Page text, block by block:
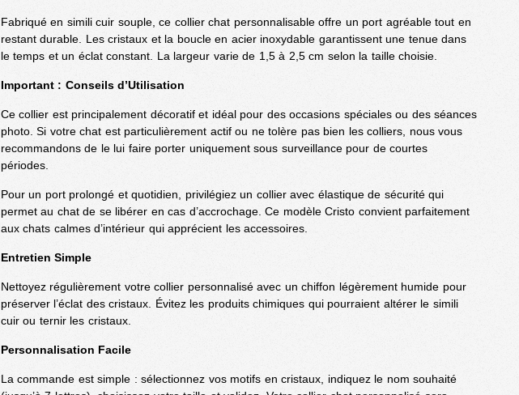
Fabriqué en simili cuir souple, ce collier chat personnalisable offre un port agréable tout en
restant durable. Les cristaux et la boucle en acier inoxydable garantissent une tenue dans
le temps et un éclat constant. La largeur varie de 1,5 à 2,5 cm selon la taille choisie.
Important : Conseils d’Utilisation
Ce collier est principalement décoratif et idéal pour des occasions spéciales ou des séances
photo. Si votre chat est particulièrement actif ou ne tolère pas bien les colliers, nous vous
recommandons de le lui faire porter uniquement sous surveillance pour de courtes
périodes.
Pour un port prolongé et quotidien, privilégiez un collier avec élastique de sécurité qui
permet au chat de se libérer en cas d’accrochage. Ce modèle Cristo convient parfaitement
aux chats calmes d’intérieur qui apprécient les accessoires.
Entretien Simple
Nettoyez régulièrement votre collier personnalisé avec un chiffon légèrement humide pour
préserver l’éclat des cristaux. Évitez les produits chimiques qui pourraient altérer le simili
cuir ou ternir les cristaux.
Personnalisation Facile
La commande est simple : sélectionnez vos motifs en cristaux, indiquez le nom souhaité